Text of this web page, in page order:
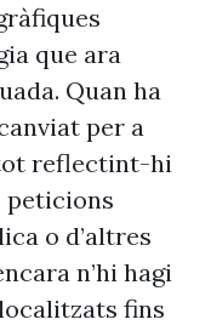
que ara
Quan ha
per a
tot reflectint-hi
peticions
o d’altres
n’hi hagi
fins